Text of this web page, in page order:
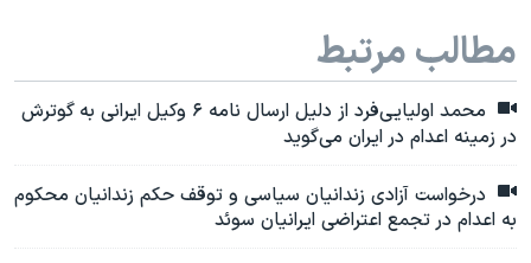
مطالب مرتبط
محمد اولیایی‌فرد از دلیل ارسال نامه ۶ وکیل ایرانی به گوترش
در زمینه اعدام در ایران می‌گوید
درخواست آزادی زندانیان سیاسی و توقف حکم زندانیان محکوم
به اعدام در تجمع اعتراضی ایرانیان سوئد